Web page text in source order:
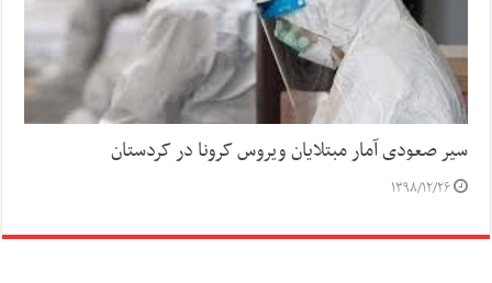
سیر صعودی آمار مبتلایان ویروس کرونا در کردستان
۱۳۹۸/۱۲/۲۶